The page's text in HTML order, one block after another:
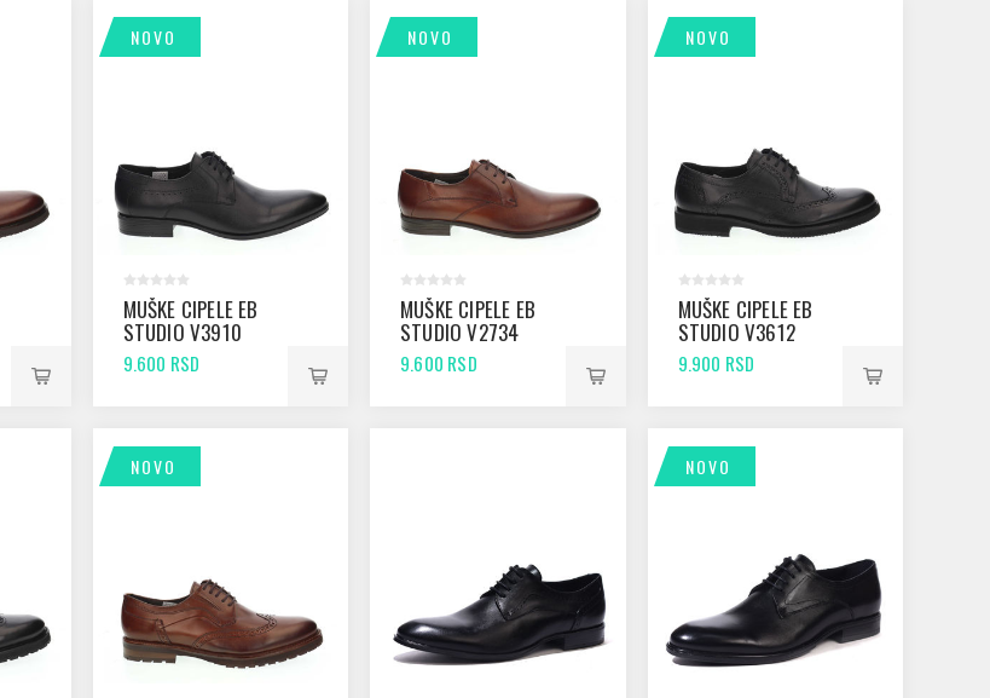
NOVO
MUŠKE CIPELE EB
STUDIO V3910
CRNE
9.600 RSD
NOVO
MUŠKE CIPELE EB
STUDIO V2734
ANTIK
9.600 RSD
NOVO
MUŠKE CIPELE EB
STUDIO V3612
CRNE
9.900 RSD
NOVO NOVO